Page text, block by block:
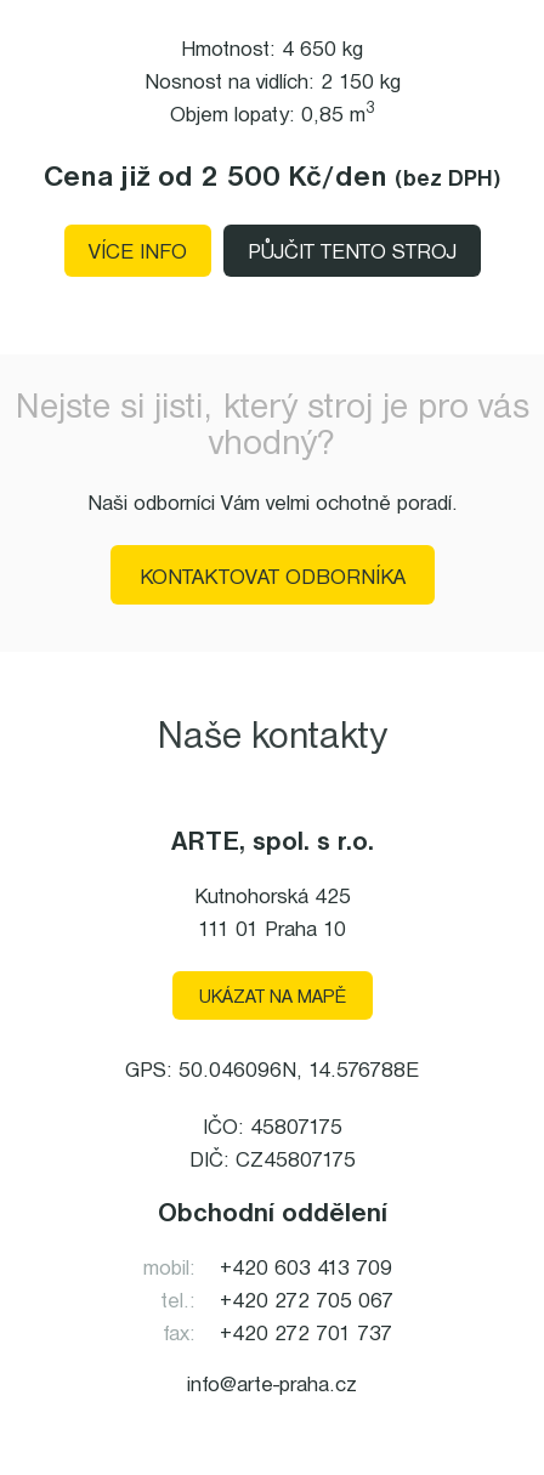
Hmotnost: 4 650 kg
Nosnost na vidlích: 2 150 kg
Objem lopaty: 0,85 m3
Cena již od 2 500 Kč/den (bez DPH)
VÍCE INFO PŮJČIT TENTO STROJ
Nejste si jisti, který stroj je pro vás
vhodný?
Naši odborníci Vám velmi ochotně poradí.
KONTAKTOVAT ODBORNÍKA
Naše kontakty
ARTE, spol. s r.o.
Kutnohorská 425
111 01 Praha 10
UKÁZAT NA MAPĚ
GPS: 50.046096N, 14.576788E
IČO: 45807175
DIČ: CZ45807175
Obchodní oddělení
mobil:
+420 603 413 709
tel.:
+420 272 705 067
fax:
+420 272 701 737
info@arte-praha.cz